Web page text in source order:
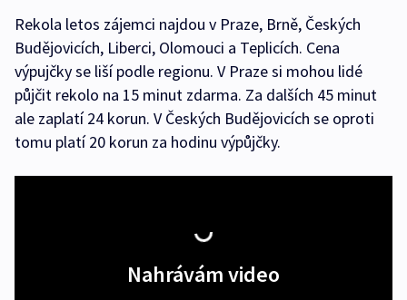
Rekola letos zájemci najdou v Praze, Brně, Českých
Budějovicích, Liberci, Olomouci a Teplicích. Cena
výpujčky se liší podle regionu. V Praze si mohou lidé
půjčit rekolo na 15 minut zdarma. Za dalších 45 minut
ale zaplatí 24 korun. V Českých Budějovicích se oproti
tomu platí 20 korun za hodinu výpůjčky.
Nahrávám video